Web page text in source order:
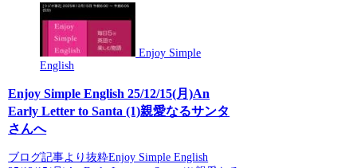
Enjoy Simple
English
Enjoy Simple English 25/12/15(月)An
Early Letter to Santa (1)親愛なるサンタ
さんへ
ブログ記事より抜粋Enjoy Simple English